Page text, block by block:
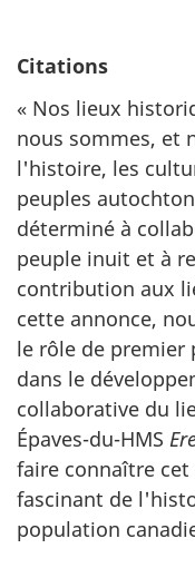
Citations
« Nos lieux
nous sommes, et
l'histoire, les
peuples
déterminé à
peuple inuit et à
contribution aux
cette annonce,
le rôle de premier
dans le
collaborative du
Épaves-du-HMS
faire connaître
fascinant de
population